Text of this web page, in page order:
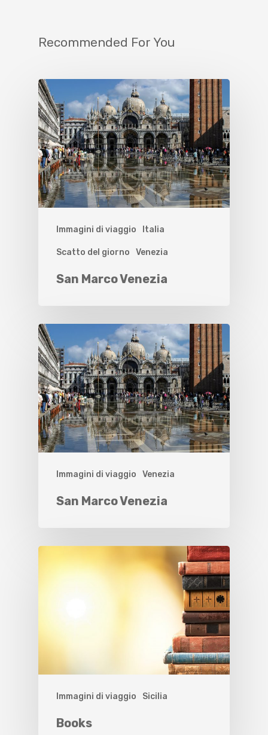
Recommended For You
Immagini di viaggio Italia
Scatto del giorno Venezia
San Marco Venezia
Immagini di viaggio Venezia
San Marco Venezia
Immagini di viaggio Sicilia
Books